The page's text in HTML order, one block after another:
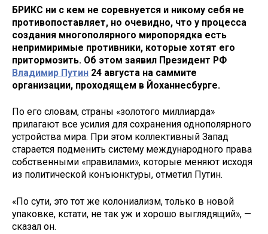
БРИКС ни с кем не соревнуется и никому себя не
противопоставляет, но очевидно, что у процесса
создания многополярного миропорядка есть
непримиримые противники, которые хотят его
притормозить. Об этом заявил Президент РФ
Владимир Путин 24 августа на саммите
организации, проходящем в Йоханнесбурге.
По его словам, страны «золотого миллиарда»
прилагают все усилия для сохранения однополярного
устройства мира. При этом коллективный Запад
старается подменить систему международного права
собственными «правилами», которые меняют исходя
из политической конъюнктуры, отметил Путин.
«По сути, это тот же колониализм, только в новой
упаковке, кстати, не так уж и хорошо выглядящий», —
сказал он.